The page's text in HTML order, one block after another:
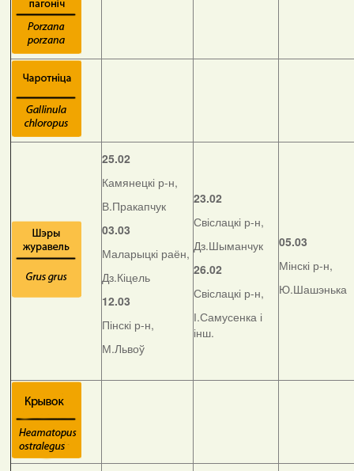
25.02
Камянецкі р-н,
В.Пракапчук
03.03
Маларыцкі раён,
Дз.Кіцель
12.03
Пінскі р-н,
М.Львоў
23.02
Свіслацкі р-н,
Дз.Шыманчук
26.02
Свіслацкі р-н,
І.Самусенка і
інш.
05.03
Мінскі р-н,
Ю.Шашэнька